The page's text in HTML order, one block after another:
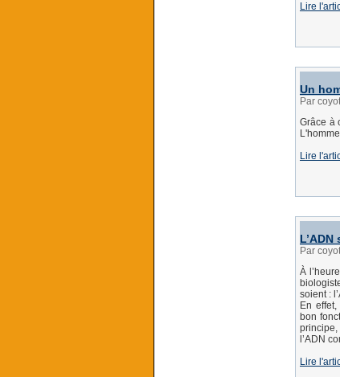
Lire
Un
Par
Grâce à
Lire
Par
À
soient :
En
bon
l’ADN
Lire